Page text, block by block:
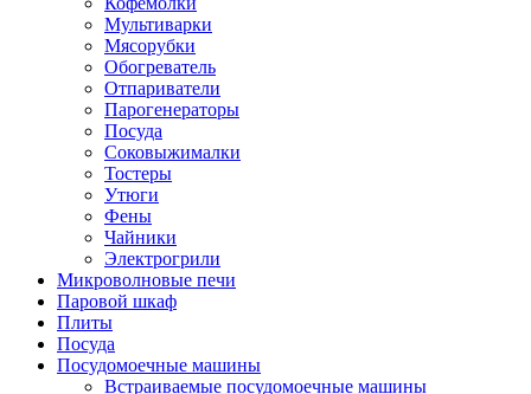
Мультиварки
Мясорубки
Обогреватель
Отпариватели
Парогенераторы
Посуда
Соковыжималки
Тостеры
Утюги
Фены
Чайники
Электрогрили
Микроволновые печи
Паровой шкаф
Плиты
Посуда
Посудомоечные машины
Встраиваемые посудомоечные машины